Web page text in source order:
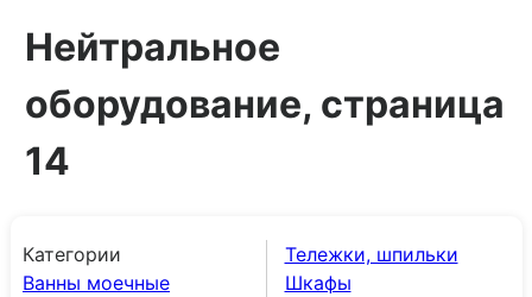
Нейтральное
оборудование, страница
14
Категории
Ванны моечные
Тележки, шпильки
Шкафы